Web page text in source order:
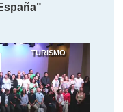
TURISMO